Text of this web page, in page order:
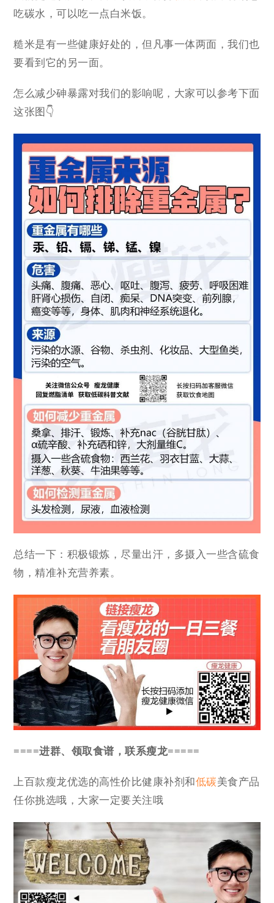
吃碳水，可以吃一点白米饭。
糙米是有一些健康好处的，但凡事一体两面，我们也
要看到它的另一面。
怎么减少砷暴露对我们的影响呢，大家可以参考下面
这张图👇
总结一下：积极锻炼，尽量出汗，多摄入一些含硫食
物，精准补充营养素。
====进群、领取食谱，联系瘦龙=====
上百款瘦龙优选的高性价比健康补剂和低碳美食产品
任你挑选哦，大家一定要关注哦